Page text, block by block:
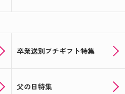
卒業送別プチギフト特集
父の日特集